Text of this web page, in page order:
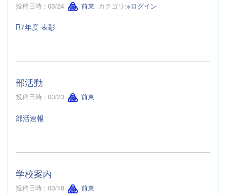
投稿日時 : 03/24 前東 カテゴリ:※ログイン
R7年度 表彰
部活動
投稿日時 : 03/23 前東
部活速報
学校案内
投稿日時 : 03/18 前東